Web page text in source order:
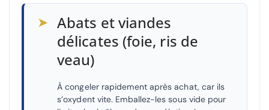
➤ Abats et viandes
délicates (foie, ris de
veau)
À congeler rapidement après achat, car ils
s’oxydent vite. Emballez-les sous vide pour